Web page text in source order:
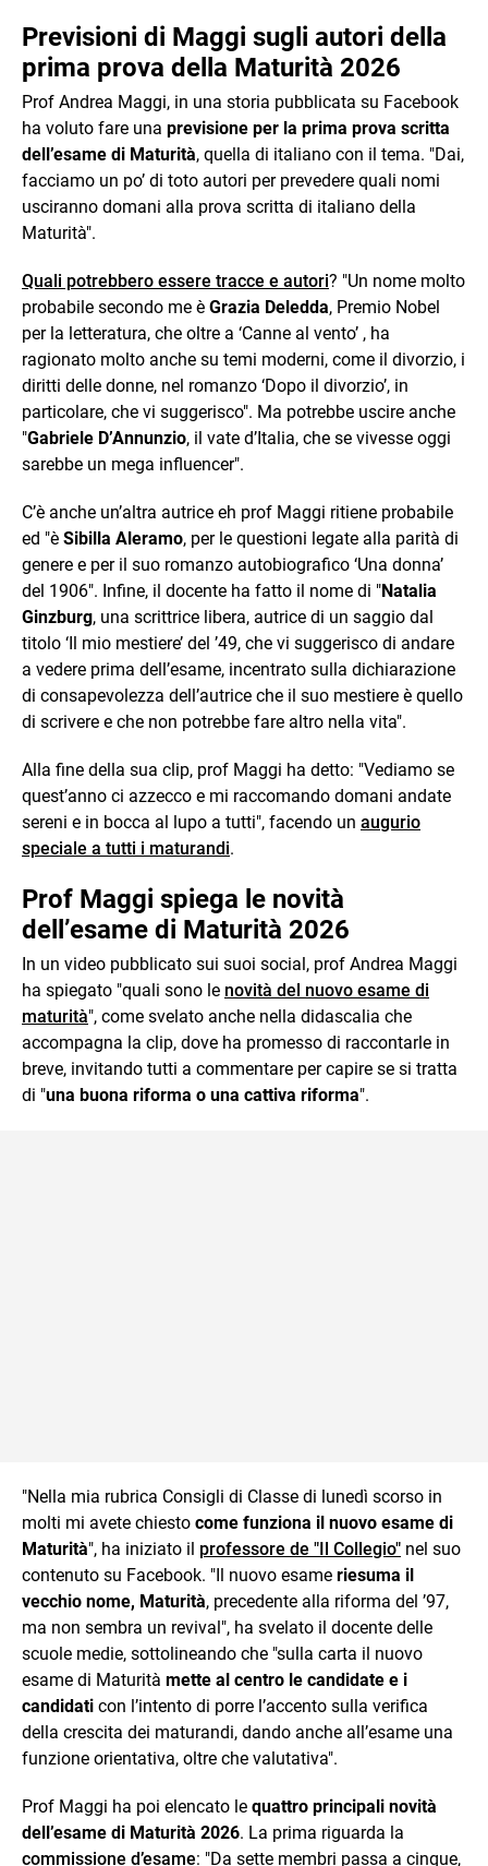
Previsioni di Maggi sugli autori della
prima prova della Maturità 2026
Prof Andrea Maggi, in una storia pubblicata su Facebook
ha voluto fare una previsione per la prima prova scritta
dell’esame di Maturità, quella di italiano con il tema. "Dai,
facciamo un po’ di toto autori per prevedere quali nomi
usciranno domani alla prova scritta di italiano della
Maturità".
Quali potrebbero essere tracce e autori? "Un nome molto
probabile secondo me è Grazia Deledda, Premio Nobel
per la letteratura, che oltre a ‘Canne al vento’ , ha
ragionato molto anche su temi moderni, come il divorzio, i
diritti delle donne, nel romanzo ‘Dopo il divorzio’, in
particolare, che vi suggerisco". Ma potrebbe uscire anche
"Gabriele D’Annunzio, il vate d’Italia, che se vivesse oggi
sarebbe un mega influencer".
C’è anche un’altra autrice eh prof Maggi ritiene probabile
ed "è Sibilla Aleramo, per le questioni legate alla parità di
genere e per il suo romanzo autobiografico ‘Una donna’
del 1906". Infine, il docente ha fatto il nome di "Natalia
Ginzburg, una scrittrice libera, autrice di un saggio dal
titolo ‘Il mio mestiere’ del ’49, che vi suggerisco di andare
a vedere prima dell’esame, incentrato sulla dichiarazione
di consapevolezza dell’autrice che il suo mestiere è quello
di scrivere e che non potrebbe fare altro nella vita".
Alla fine della sua clip, prof Maggi ha detto: "Vediamo se
quest’anno ci azzecco e mi raccomando domani andate
sereni e in bocca al lupo a tutti", facendo un augurio
speciale a tutti i maturandi.
Prof Maggi spiega le novità
dell’esame di Maturità 2026
In un video pubblicato sui suoi social, prof Andrea Maggi
ha spiegato "quali sono le novità del nuovo esame di
maturità", come svelato anche nella didascalia che
accompagna la clip, dove ha promesso di raccontarle in
breve, invitando tutti a commentare per capire se si tratta
di "una buona riforma o una cattiva riforma".
"Nella mia rubrica Consigli di Classe di lunedì scorso in
molti mi avete chiesto come funziona il nuovo esame di
Maturità", ha iniziato il professore de "Il Collegio" nel suo
contenuto su Facebook. "Il nuovo esame riesuma il
vecchio nome, Maturità, precedente alla riforma del ’97,
ma non sembra un revival", ha svelato il docente delle
scuole medie, sottolineando che "sulla carta il nuovo
esame di Maturità mette al centro le candidate e i
candidati con l’intento di porre l’accento sulla verifica
della crescita dei maturandi, dando anche all’esame una
funzione orientativa, oltre che valutativa".
Prof Maggi ha poi elencato le quattro principali novità
dell’esame di Maturità 2026. La prima riguarda la
commissione d’esame: "Da sette membri passa a cinque,